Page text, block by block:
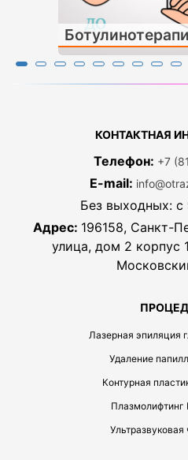
КОНТАКТНАЯ
Телефон: +7
E-mail:
Без выходных:
Адрес: 196158, Санкт-
улица, дом 2 корпус
Лазерная эпиляция
Удаление
Контурная
Плазмолифтинг
Ультразвуковая